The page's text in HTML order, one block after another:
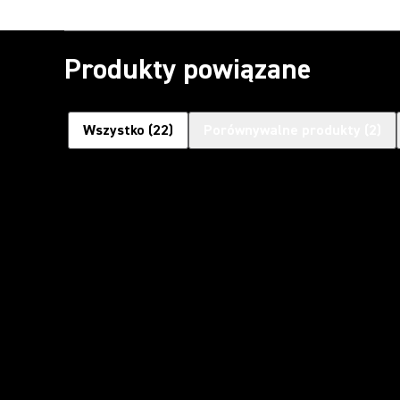
Produkty powiązane
Wszystko (22)